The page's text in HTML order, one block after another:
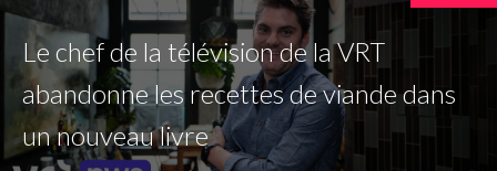
Le chef de la télévision de la VRT
abandonne les recettes de viande dans
un nouveau livre